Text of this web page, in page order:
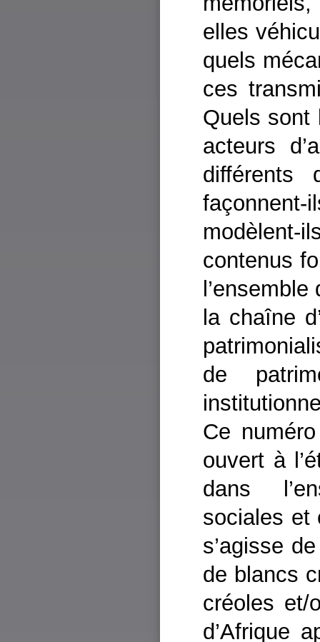
elles
quels
ces
Quels sont
acteurs
différents
modèlent-
contenus
la chaîne
de
Ce
ouvert à
dans
sociales et
s’agisse
de blancs
créoles et/
d’Afrique